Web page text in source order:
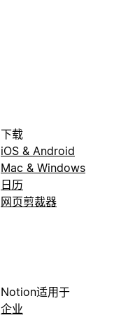
下载
iOS & Android
Mac & Windows
日历
网页剪裁器
Notion适用于
企业